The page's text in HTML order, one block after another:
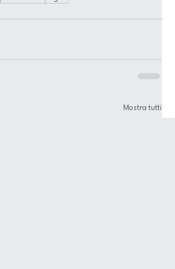
Mostra tutti